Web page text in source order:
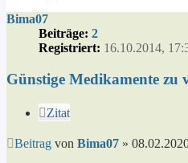
Bima07
Beiträge: 2
Registriert: 16.10.2014,
Günstige Medikamente zu
Zitat
Beitrag von Bima07 »